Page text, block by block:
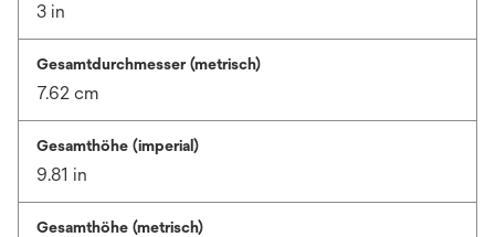
3 in
Gesamtdurchmesser (metrisch)
7.62 cm
Gesamthöhe (imperial)
9.81 in
Gesamthöhe (metrisch)